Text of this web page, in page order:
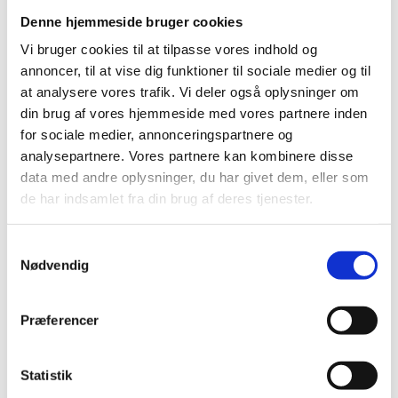
Denne hjemmeside bruger cookies
Vi bruger cookies til at tilpasse vores indhold og
annoncer, til at vise dig funktioner til sociale medier og til
at analysere vores trafik. Vi deler også oplysninger om
din brug af vores hjemmeside med vores partnere inden
for sociale medier, annonceringspartnere og
analysepartnere. Vores partnere kan kombinere disse
data med andre oplysninger, du har givet dem, eller som
de har indsamlet fra din brug af deres tjenester.
Nødvendig
Præferencer
Statistik
Nyheder
Det konsulære team kommer til
Luxembourg - den 24. og 25. september
04.08.2026
Det konsulære team fra ambassaden i Bruxelles
vil være til stede i Luxembourg torsdag den 24.
september og fredag den 25. september 2026 for
at tage imod pasansøgninger.
Open Position - Administrative Officer
Denmark to the EU